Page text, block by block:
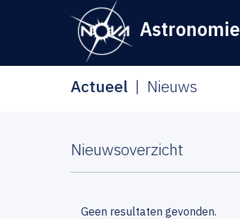
Astronomie
Actueel Nieuws
Nieuwsoverzicht
Geen resultaten gevonden.